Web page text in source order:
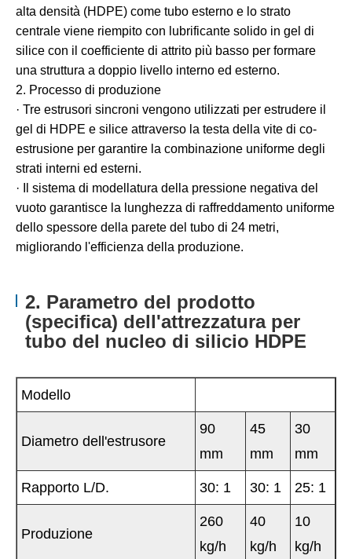
alta densità (HDPE) come tubo esterno e lo strato
centrale viene riempito con lubrificante solido in gel di
silice con il coefficiente di attrito più basso per formare
una struttura a doppio livello interno ed esterno.
2. Processo di produzione
· Tre estrusori sincroni vengono utilizzati per estrudere il
gel di HDPE e silice attraverso la testa della vite di co-
estrusione per garantire la combinazione uniforme degli
strati interni ed esterni.
· Il sistema di modellatura della pressione negativa del
vuoto garantisce la lunghezza di raffreddamento uniforme
dello spessore della parete del tubo di 24 metri,
migliorando l'efficienza della produzione.
2. Parametro del prodotto
(specifica) dell'attrezzatura per
tubo del nucleo di silicio HDPE
Modello
Diametro dell'estrusore
90
mm
45
mm
30
mm
Rapporto L/D. 30: 1 30: 1 25: 1
Produzione
260
kg/h
40
kg/h
10
kg/h